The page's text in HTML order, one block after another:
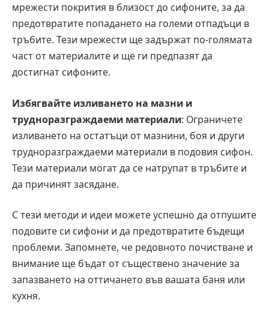
мрежести покрития в близост до сифоните, за да
предотвратите попадането на големи отпадъци в
тръбите. Тези мрежести ще задържат по-голямата
част от материалите и ще ги предпазят да
достигнат сифоните.
Избягвайте изливането на мазни и
трудноразграждаеми материали: Ограничете
изливането на остатъци от мазнини, боя и други
трудноразграждаеми материали в подовия сифон.
Тези материали могат да се натрупат в тръбите и
да причинят засядане.
С тези методи и идеи можете успешно да отпушите
подовите си сифони и да предотвратите бъдещи
проблеми. Запомнете, че редовното почистване и
внимание ще бъдат от съществено значение за
запазването на оттичането във вашата баня или
кухня.